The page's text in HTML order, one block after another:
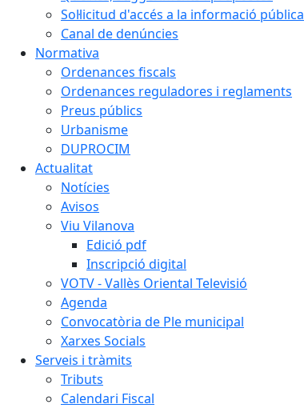
Sol·licitud d'accés a la informació pública
Canal de denúncies
Normativa
Ordenances fiscals
Ordenances reguladores i reglaments
Preus públics
Urbanisme
DUPROCIM
Actualitat
Notícies
Avisos
Viu Vilanova
Edició pdf
Inscripció digital
VOTV - Vallès Oriental Televisió
Agenda
Convocatòria de Ple municipal
Xarxes Socials
Serveis i tràmits
Tributs
Calendari Fiscal